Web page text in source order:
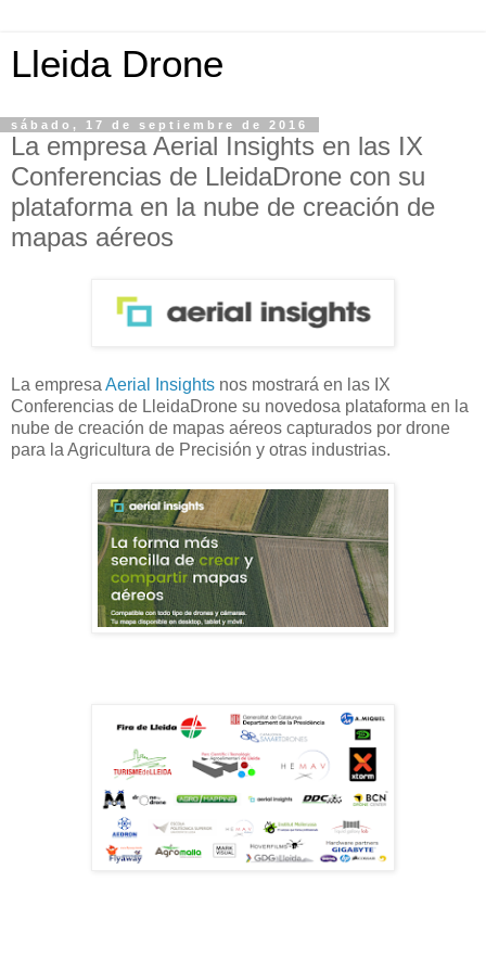
Lleida Drone
sábado, 17 de septiembre de 2016
La empresa Aerial Insights en las IX
Conferencias de LleidaDrone con su
plataforma en la nube de creación de
mapas aéreos
La empresa Aerial Insights nos mostrará en las IX
Conferencias de LleidaDrone su novedosa plataforma en la
nube de creación de mapas aéreos capturados por drone
para la Agricultura de Precisión y otras industrias.